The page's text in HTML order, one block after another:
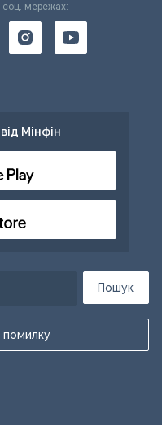
Пошук
помилку
соц. мережах:
Мінфін